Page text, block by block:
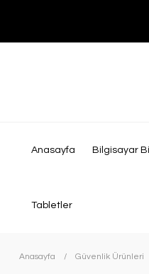
Anasayfa Bilgisayar
Tabletler
Anasayfa Güvenlik Ürünleri